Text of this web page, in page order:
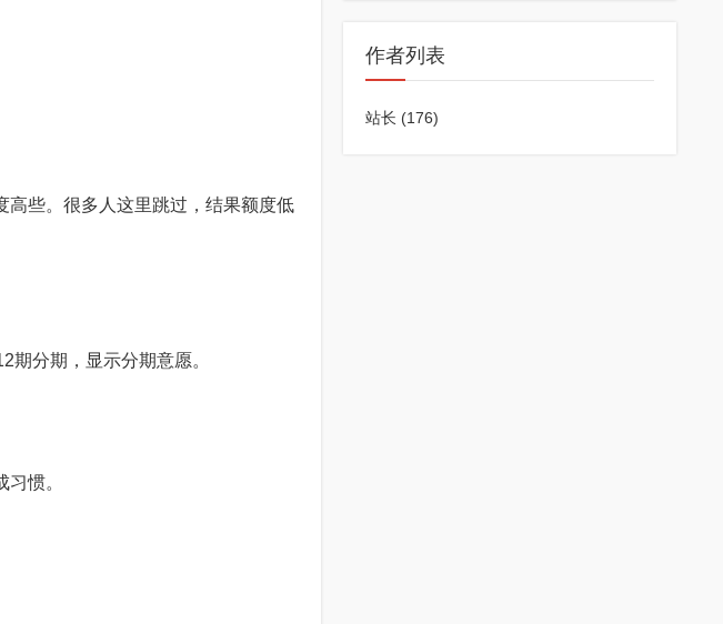
高些。很多人这里跳过，结果额度低
分期，显示分期意愿。
惯。
作者列表
站长 (176)